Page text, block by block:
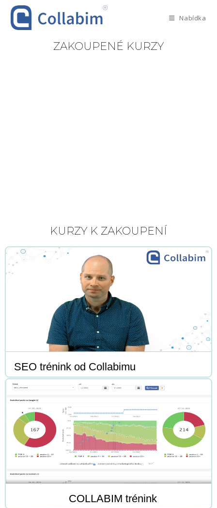
Nabídka
ZAKOUPENÉ KURZY
KURZY K ZAKOUPENÍ
SEO trénink od Collabimu
COLLABIM trénink